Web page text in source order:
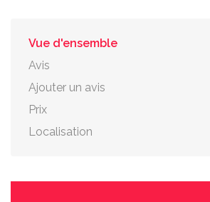
Vue d'ensemble
Avis
Ajouter un avis
Prix
Localisation